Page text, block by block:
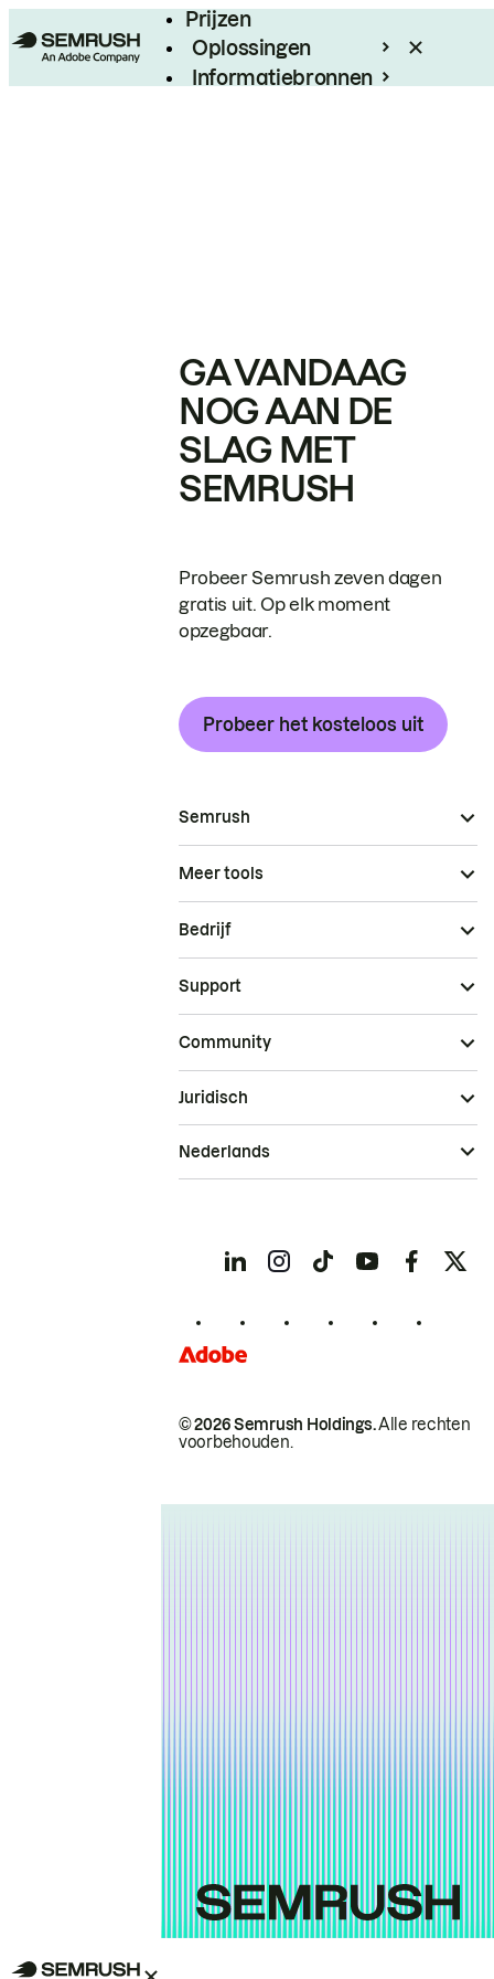
Prijzen
Oplossingen
Informatiebronnen
GA VANDAAG
NOG AAN DE
SLAG MET
SEMRUSH
Probeer Semrush zeven dagen
gratis uit. Op elk moment
opzegbaar.
Probeer het kosteloos uit
Semrush
Meer tools
Bedrijf
Support
Community
© 2026 Semrush Holdings.Alle rechten
voorbehouden.
Juridisch
Nederlands